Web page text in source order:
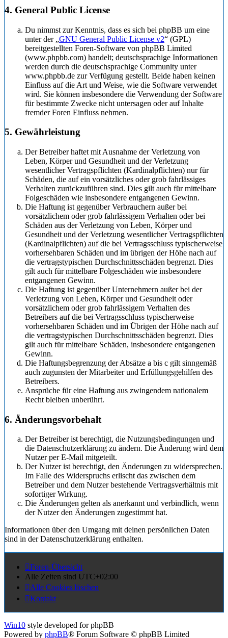
4. General Public License
Du nimmst zur Kenntnis, dass es sich bei phpBB um eine
unter der „GNU General Public License v2“ (GPL)
bereitgestellten Foren-Software von phpBB Limited
(www.phpbb.com) handelt; deutschsprachige Informationen
werden durch die deutschsprachige Community unter
www.phpbb.de zur Verfügung gestellt. Beide haben keinen
Einfluss auf die Art und Weise, wie die Software verwendet
wird. Sie können insbesondere die Verwendung der Software
für bestimmte Zwecke nicht untersagen oder auf Inhalte
fremder Foren Einfluss nehmen.
5. Gewährleistung
Der Betreiber haftet mit Ausnahme der Verletzung von
Leben, Körper und Gesundheit und der Verletzung
wesentlicher Vertragspflichten (Kardinalpflichten) nur für
Schäden, die auf ein vorsätzliches oder grob fahrlässiges
Verhalten zurückzuführen sind. Dies gilt auch für mittelbare
Folgeschäden wie insbesondere entgangenen Gewinn.
Die Haftung ist gegenüber Verbrauchern außer bei
vorsätzlichem oder grob fahrlässigem Verhalten oder bei
Schäden aus der Verletzung von Leben, Körper und
Gesundheit und der Verletzung wesentlicher Vertragspflichten
(Kardinalpflichten) auf die bei Vertragsschluss typischerweise
vorhersehbaren Schäden und im übrigen der Höhe nach auf
die vertragstypischen Durchschnittsschäden begrenzt. Dies
gilt auch für mittelbare Folgeschäden wie insbesondere
entgangenen Gewinn.
Die Haftung ist gegenüber Unternehmern außer bei der
Verletzung von Leben, Körper und Gesundheit oder
vorsätzlichem oder grob fahrlässigem Verhalten des
Betreibers auf die bei Vertragsschluss typischerweise
vorhersehbaren Schäden und im Übrigen der Höhe nach auf
die vertragstypischen Durchschnittsschäden begrenzt. Dies
gilt auch für mittelbare Schäden, insbesondere entgangenen
Gewinn.
Die Haftungsbegrenzung der Absätze a bis c gilt sinngemäß
auch zugunsten der Mitarbeiter und Erfüllungsgehilfen des
Betreibers.
Ansprüche für eine Haftung aus zwingendem nationalem
Recht bleiben unberührt.
6. Änderungsvorbehalt
Der Betreiber ist berechtigt, die Nutzungsbedingungen und
die Datenschutzerklärung zu ändern. Die Änderung wird dem
Nutzer per E-Mail mitgeteilt.
Der Nutzer ist berechtigt, den Änderungen zu widersprechen.
Im Falle des Widerspruchs erlischt das zwischen dem
Betreiber und dem Nutzer bestehende Vertragsverhältnis mit
sofortiger Wirkung.
Die Änderungen gelten als anerkannt und verbindlich, wenn
der Nutzer den Änderungen zugestimmt hat.
Informationen über den Umgang mit deinen persönlichen Daten
sind in der Datenschutzerklärung enthalten.
Foren-Übersicht
Alle Zeiten sind UTC+02:00
Alle Cookies löschen
Kontakt
Win10 style developed for phpBB
Powered by phpBB® Forum Software © phpBB Limited